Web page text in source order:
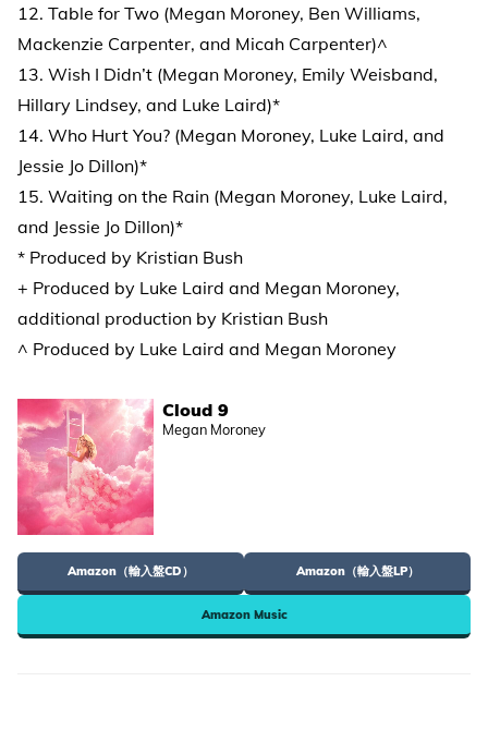
12. Table for Two (Megan Moroney, Ben Williams,
Mackenzie Carpenter, and Micah Carpenter)^
13. Wish I Didn’t (Megan Moroney, Emily Weisband,
Hillary Lindsey, and Luke Laird)*
14. Who Hurt You? (Megan Moroney, Luke Laird, and
Jessie Jo Dillon)*
15. Waiting on the Rain (Megan Moroney, Luke Laird,
and Jessie Jo Dillon)*
* Produced by Kristian Bush
+ Produced by Luke Laird and Megan Moroney,
additional production by Kristian Bush
^ Produced by Luke Laird and Megan Moroney
Cloud 9
Megan Moroney
Amazon（輸入盤CD） Amazon（輸入盤LP）
Amazon Music